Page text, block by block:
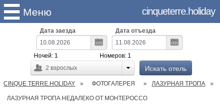
Меню cinqueterre.holiday
Дата заезда Дата отъезда
2 взрослых
Ночей: 1 Номеров: 1
Искать отель
CINQUE TERRE.HOLIDAY ФОТОГАЛЕРЕЯ ЛАЗУРНАЯ ТРОПА
ЛАЗУРНАЯ ТРОПА НЕДАЛЕКО ОТ МОНТЕРОССО